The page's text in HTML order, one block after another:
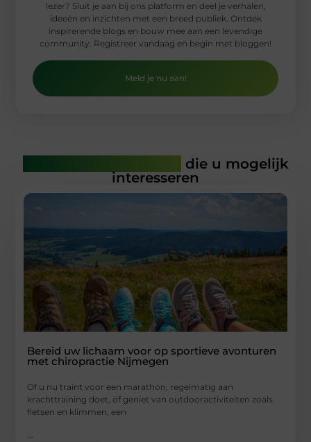
lezer? Sluit je aan bij ons platform en deel je verhalen,
ideeën en inzichten met een breed publiek. Ontdek
inspirerende blogs en bouw mee aan een levendige
community. Registreer vandaag en begin met bloggen!
Meld je nu aan!
die u mogelijk
interesseren
Bereid uw lichaam voor op sportieve avonturen
met chiropractie Nijmegen
Of u nu traint voor een marathon, regelmatig aan
krachttraining doet, of geniet van outdooractiviteiten zoals
fietsen en klimmen, een